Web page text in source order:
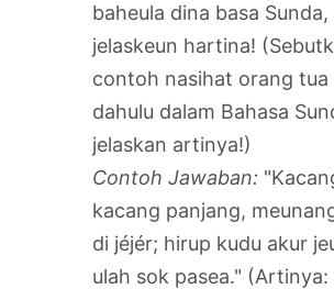
baheula dina basa
jelaskeun hartina!
contoh nasihat orang tua
dahulu dalam Bahasa
jelaskan artinya!)
Contoh Jawaban:
kacang panjang,
di jéjér; hirup kudu akur
ulah sok pasea." (Artinya: